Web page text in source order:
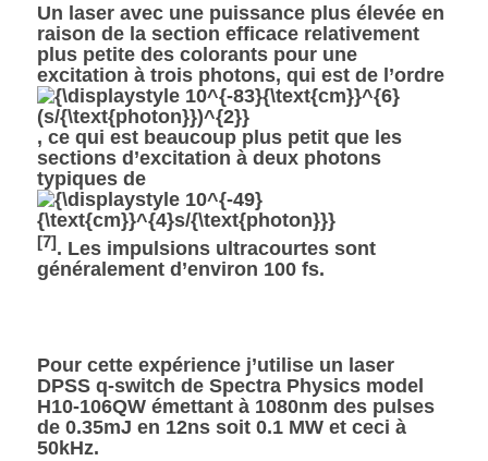
Un laser avec une puissance plus élevée en
raison de la section efficace relativement
plus petite des colorants pour une
excitation à trois photons, qui est de l’ordre
, ce qui est beaucoup plus petit que les
sections d’excitation à deux photons
typiques de
[7]. Les impulsions ultracourtes sont
généralement d’environ 100 fs.
Pour cette expérience j’utilise un laser
DPSS q-switch de Spectra Physics model
H10-106QW émettant à 1080nm des pulses
de 0.35mJ en 12ns soit 0.1 MW et ceci à
50kHz.